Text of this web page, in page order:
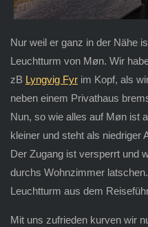
Nur weil er ganz in der Nähe
Leuchtturm von Møn. Wir
zB Lyngvig Fyrim Kopf, als
neben einem Privathaus
Nun, so wie alles auf Møn ist
kleiner und steht als niedriger
Der Zugang ist versperrt und
durchs Wohnzimmer
Leuchtturm aus dem
Mit uns zufrieden kurven wir